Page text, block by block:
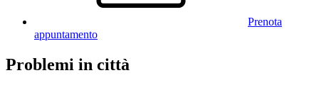
Prenota
appuntamento
Problemi in città